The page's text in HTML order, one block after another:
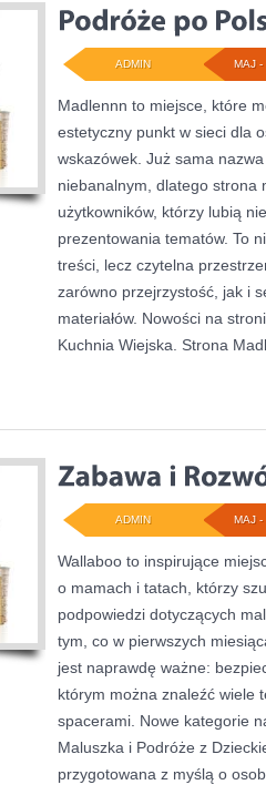
MAJ -
ADMIN
Madlennn to miejsce, które
estetyczny punkt w sieci dla
wskazówek. Już sama
niebanalnym, dlatego strona
użytkowników, którzy lubią
prezentowania tematów. To
treści, lecz czytelna
zarówno przejrzystość, jak i
materiałów. Nowości na
Kuchnia Wiejska. Strona
MAJ -
ADMIN
Wallaboo to inspirujące
o mamach i tatach, którzy
podpowiedzi dotyczących
tym, co w pierwszych
jest naprawdę ważne:
którym można znaleźć wiele
spacerami. Nowe kategorie
Maluszka i Podróże z
przygotowana z myślą o